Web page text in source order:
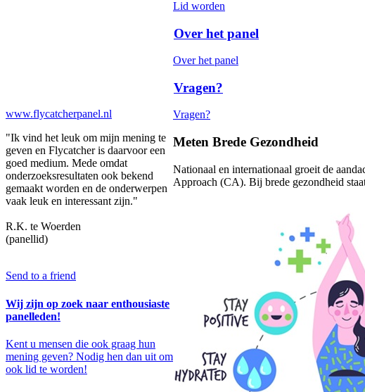
www.flycatcherpanel.nl
"Ik vind het leuk om mijn mening te
geven en Flycatcher is daarvoor een
goed medium. Mede omdat
onderzoeksresultaten ook bekend
gemaakt worden en de onderwerpen
vaak leuk en interessant zijn."
R.K. te Woerden
(panellid)
Send to a friend
Wij zijn op zoek naar enthousiaste
panelleden!
Kent u mensen die ook graag hun
mening geven? Nodig hen dan uit om
ook lid te worden!
Lid worden
Over het panel
Over het panel
Vragen?
Vragen?
Meten Brede Gezondheid
Nationaal en internationaal groeit de
Approach (CA). Bij brede gezondheid